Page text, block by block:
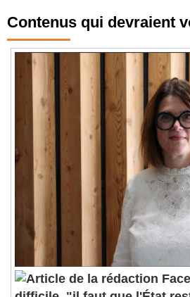
Contenus qui devraient